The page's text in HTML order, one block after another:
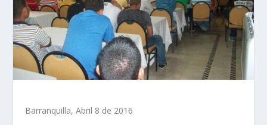
Barranquilla, Abril 8 de 2016